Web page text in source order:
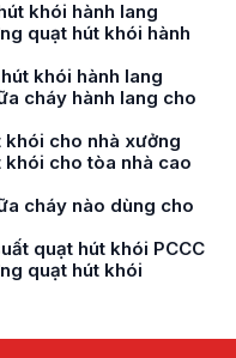
khói hành lang
quạt hút khói hành
khói hành lang
cháy hành lang cho
khói cho nhà xưởng
khói cho tòa nhà cao
cháy nào dùng cho
quạt hút khói PCCC
quạt hút khói